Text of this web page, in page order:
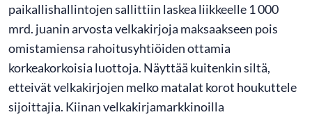
paikallishallintojen sallittiin laskea liikkeelle 1 000
mrd. juanin arvosta velkakirjoja maksaakseen pois
omistamiensa rahoitusyhtiöiden ottamia
korkeakorkoisia luottoja. Näyttää kuitenkin siltä,
etteivät velkakirjojen melko matalat korot houkuttele
sijoittajia. Kiinan velkakirjamarkkinoilla